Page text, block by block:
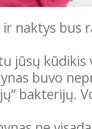
naktys bus
buvo
bakterijų.